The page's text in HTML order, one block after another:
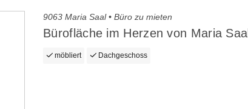
9063 Maria Saal • Büro zu mieten
Bürofläche im Herzen von Maria Saal
möbliert Dachgeschoss